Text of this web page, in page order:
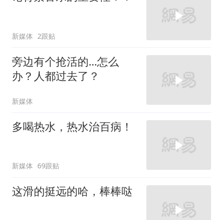
新媒体 2跟贴
旁边有个抢活的…怎么
办？人都过去了？
新媒体
多喝热水，热水治百病！
新媒体 69跟贴
这滑的挺远的哈，棒棒哒